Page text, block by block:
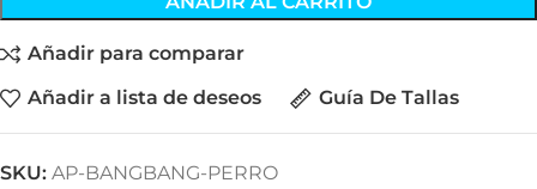
Añadir para comparar
Añadir a lista de deseos
Guía De Tallas
SKU: AP-BANGBANG-PERRO